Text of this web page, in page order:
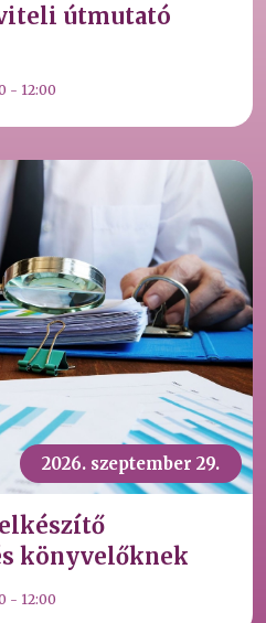
útmutató
- 12:00
2026. szeptember 29.
könyvelőknek
- 12:00